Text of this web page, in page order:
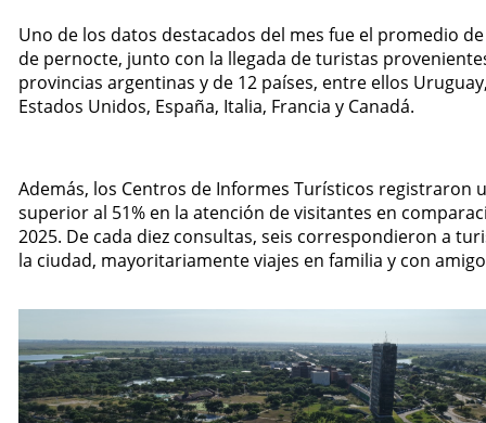
Uno de los datos destacados del mes fue el promedio
de pernocte, junto con la llegada de turistas
provincias argentinas y de 12 países, entre ellos
Estados Unidos, España, Italia, Francia y Canadá.
Además, los Centros de Informes Turísticos registraron
superior al 51% en la atención de visitantes en
2025. De cada diez consultas, seis correspondieron a
la ciudad, mayoritariamente viajes en familia y con